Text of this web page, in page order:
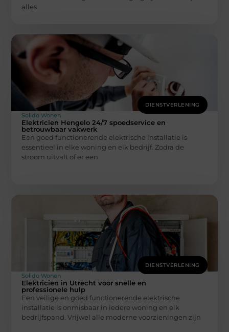
alles
DIENSTVERLENING
Solido Wonen
Elektricien Hengelo 24/7 spoedservice en
betrouwbaar vakwerk
Een goed functionerende elektrische installatie is
essentieel in elke woning en elk bedrijf. Zodra de
stroom uitvalt of er een
DIENSTVERLENING
Solido Wonen
Elektricien in Utrecht voor snelle en
professionele hulp
Een veilige en goed functionerende elektrische
installatie is onmisbaar in iedere woning en elk
bedrijfspand. Vrijwel alle moderne voorzieningen zijn